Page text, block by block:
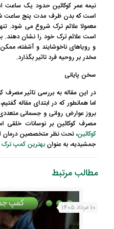
نیمه عمر کوکائین حدود یک ساعت
است که بدن ظرف مدت پنج ساعت
معمولا علائم ترک شروع می شود.
است علائم ترک خود را نشان دهند.
و رویاهای ناخوشایند و آشفته،
مخدر بر روحیه فرد تاثیر بگذارد.
سخن پایانی
در این مقاله به بررسی تاثیر مصرف
اما همانطور که در ابتدای مقاله
بروز عوارض روانی و جسمانی متعددی
مصرف کوکائین بر نوسانات خلقی
کوکائین، تحت نظر متخصصین درمان
جمشیدیه، به عنوانبهترین کمپ ترک
مطالب مرتبط
10 مرداد 1405